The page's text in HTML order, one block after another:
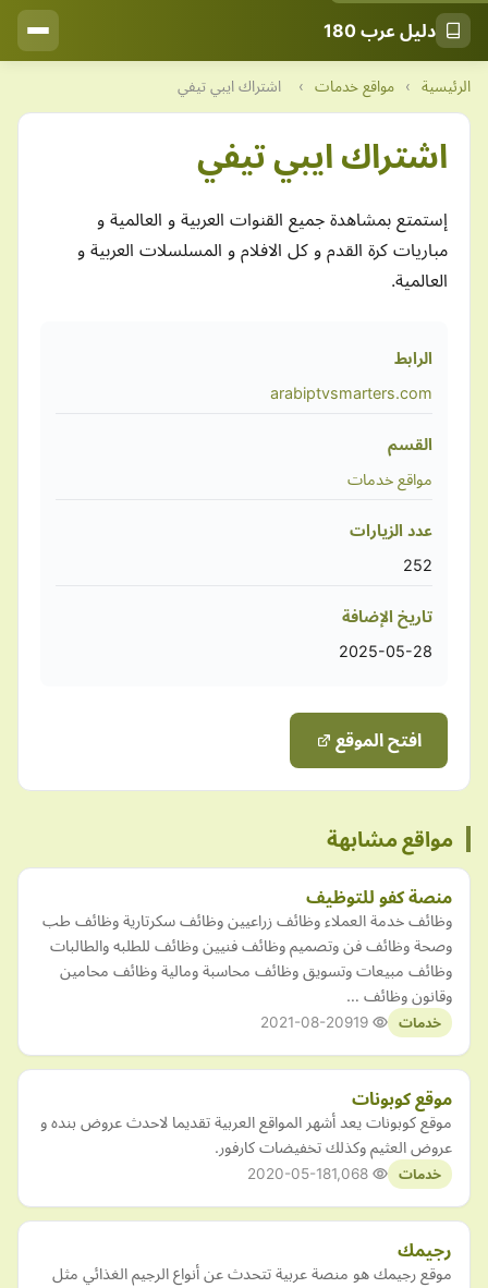
دليل عرب 180
الرئيسية › مواقع خدمات › اشتراك ايبي تيفي
اشتراك ايبي تيفي
إستمتع بمشاهدة جميع القنوات العربية و العالمية و
مباريات كرة القدم و كل الافلام و المسلسلات العربية و
العالمية.
الرابط
arabiptvsmarters.com
القسم
مواقع خدمات
عدد الزيارات
252
تاريخ الإضافة
2025-05-28
افتح الموقع
مواقع مشابهة
منصة كفو للتوظيف
وظائف خدمة العملاء وظائف زراعيين وظائف سكرتارية وظائف طب
وصحة وظائف فن وتصميم وظائف فنيين وظائف للطلبه والطالبات
وظائف مبيعات وتسويق وظائف محاسبة ومالية وظائف محامين
وقانون وظائف …
خدمات 2021-08-20
موقع كوبونات
موقع كوبونات يعد أشهر المواقع العربية تقديما لاحدث عروض بنده و
عروض العثيم وكذلك تخفيضات كارفور.
خدمات 2020-05-18
رجيمك
موقع رجيمك هو منصة عربية تتحدث عن أنواع الرجيم الغذائي مثل